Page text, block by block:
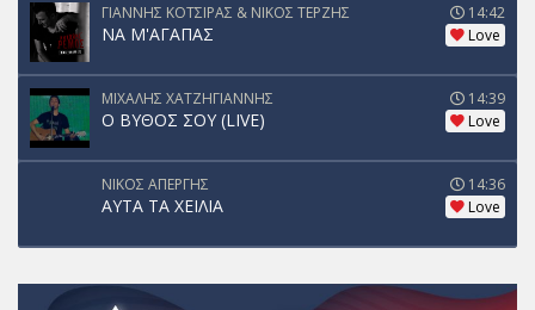
ΓΙΑΝΝΗΣ ΚΟΤΣΙΡΑΣ & ΝΙΚΟΣ ΤΕΡΖΗΣ
ΝΑ Μ'ΑΓΑΠΑΣ
14:42
Love
ΜΙΧΑΛΗΣ ΧΑΤΖΗΓΙΑΝΝΗΣ
Ο ΒΥΘΟΣ ΣΟΥ (LIVE)
14:39
Love
ΝΙΚΟΣ ΑΠΕΡΓΗΣ
ΑΥΤΑ ΤΑ ΧΕΙΛΙΑ
14:36
Love